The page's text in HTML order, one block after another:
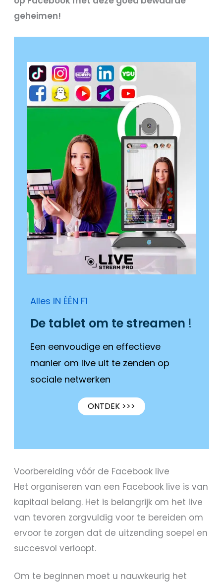
geheimen!
Alles IN ÉÉN F1
De tablet om te streamen !
Een eenvoudige en effectieve
manier om live uit te zenden op
sociale netwerken
ONTDEK >>>
Voorbereiding vóór de Facebook live
Het organiseren van een Facebook live is van
kapitaal belang. Het is belangrijk om het live
van tevoren zorgvuldig voor te bereiden om
ervoor te zorgen dat de uitzending soepel en
succesvol verloopt.
Om te beginnen moet u nauwkeurig het